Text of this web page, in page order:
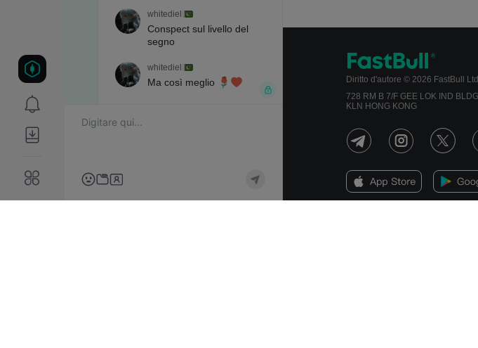
Diritto d'autore © 2026 FastBull Ltd
728 RM B 7/F GEE LOK IND
KLN HONG KONG